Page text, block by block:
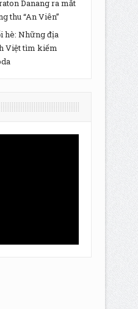
Danang ra mắt
thu “An Viên”
hè: Những địa
Việt tìm kiếm